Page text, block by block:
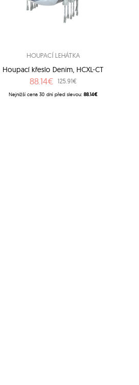
HOUPACÍ LEHÁTKA
Houpací křeslo Denim, HCXL-CT
88.14€ 125.91€
Nejnižší cena 30 dní před slevou:88.14€